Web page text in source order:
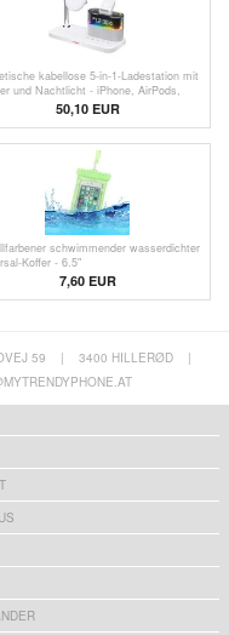
kabellose 5-in-1-Ladestation mit
und Nachtlicht - iPhone, AirPods,
Watch - Weiß50,10 EUR
schwimmender wasserdichter
Koffer - 6.5"
7,60 EUR
59 | 3400 HILLERØD
|